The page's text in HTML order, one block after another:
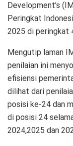
Development’s
Peringkat
2025 di peringkat
Mengutip laman
penilaian ini
efisiensi
dilihat dari
posisi ke-24 dan
di posisi 24
2024,2025 dan